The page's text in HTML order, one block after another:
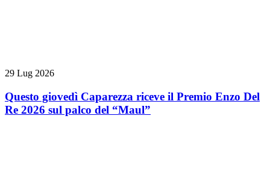
29 Lug 2026
Questo giovedì Caparezza riceve il Premio Enzo Del
Re 2026 sul palco del “Maul”